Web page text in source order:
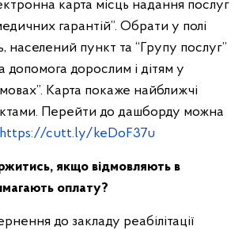
карта місць надання послуг
гарантій”. Обрати у полі
населений пункт та “Групу послуг”
допомога дорослим і дітям у
Карта покаже найближчі
Перейти до дашборду можна
https://cutt.ly/keDoF37u
якщо відмовляють в
оплату?
до закладу реабілітації